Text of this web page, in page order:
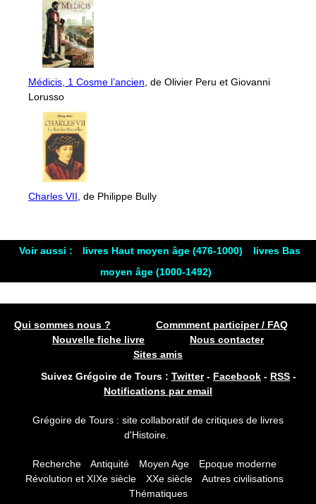
Médicis, 1 Cosme l’ancien , de Olivier Peru et Giovanni
Lorusso
Charles VII , de Philippe Bully
Voir aussi : livres Haut moyen âge (476-1000)
livres Bas
moyen âge (1000-1492)
Qui sommes nous ?
Commment participer / FAQ
Nouvelle fiche livre
Nous contacter
Sites amis
Suivez Grégoire de Tours : Twitter- Facebook - RSS -
Notifications par email
Grégoire de Tours : site collaboratif de critiques de livres
d'Histoire.
Recherche Antiquité Moyen Age
Epoque moderne
Révolution et XIXe siècle
XXe siècle
Autres civilisations
Thématiques